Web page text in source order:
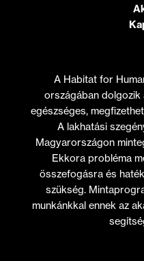
A Habitat for
országában dolgozik
egészséges,
A lakhatási
Magyarországon
Ekkora probléma
összefogásra és
szükség.
munkánkkal ennek az